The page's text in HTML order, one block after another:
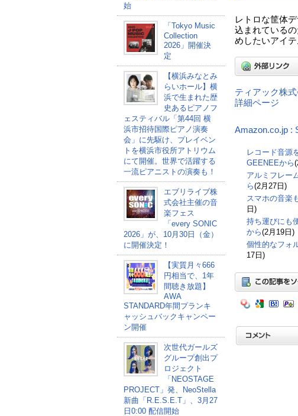
始
「Tokyo Music
Collection
2026」開催決
定
【横浜みなとみ
らいホール】横
浜で生まれた歴
史あるピアノフ
ェスティバル「第44回 横
浜市招待国際ピアノ演奏
会」に先駆け、プレイベン
トを横浜市役所アトリウム
にて開催。世界で活躍する
一流ピアニストの演奏も！
エブリライブ株
式会社主催の音
楽フェス
「every SONIC
2026」が、10月30日（金）
に開催決定！
【実質月々666
円相当で、1年
間聴き放題】
AWA
STANDARD年間プランキ
ャッシュバックキャンペー
ン開催
次世代ガールズ
グループ創出プ
ロジェクト
「NEOSTAGE
PROJECT」発、NeoStella
新曲「R.E.S.E.T」、3月27
日0:00 配信開始
レトロな筐体
込まれている
めしたいアイテ
ティアック株
詳細ページ
Amazon.co.jp :
レコード音源
GEENEEから
アルミフレー
ら(2月27日)
スマホの音楽
日)
持ち運びにも
から(2月19日)
個性的なフォ
17日)